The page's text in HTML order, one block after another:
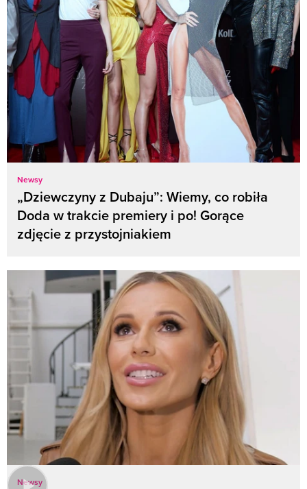
Newsy
„Dziewczyny z Dubaju”: Wiemy, co robiła
Doda w trakcie premiery i po! Gorące
zdjęcie z przystojniakiem
Newsy